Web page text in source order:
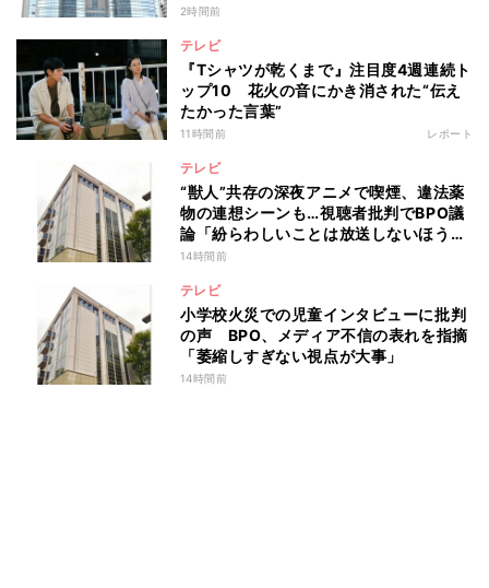
2時間前
テレビ
『Tシャツが乾くまで』注目度4週連続ト
ップ10 花火の音にかき消された“伝え
たかった言葉”
11時間前 レポート
テレビ
“獣人”共存の深夜アニメで喫煙、違法薬
物の連想シーンも…視聴者批判でBPO議
論「紛らわしいことは放送しないほう
が」
14時間前
テレビ
小学校火災での児童インタビューに批判
の声 BPO、メディア不信の表れを指摘
「萎縮しすぎない視点が大事」
14時間前